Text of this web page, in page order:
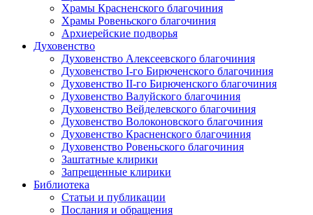
Храмы Красненского благочиния
Храмы Ровеньского благочиния
Архиерейские подворья
Духовенство
Духовенство Алексеевского благочиния
Духовенство I-го Бирюченского благочиния
Духовенство II-го Бирюченского благочиния
Духовенство Валуйского благочиния
Духовенство Вейделевского благочиния
Духовенство Волоконовского благочиния
Духовенство Красненского благочиния
Духовенство Ровеньского благочиния
Заштатные клирики
Запрещенные клирики
Библиотека
Статьи и публикации
Послания и обращения